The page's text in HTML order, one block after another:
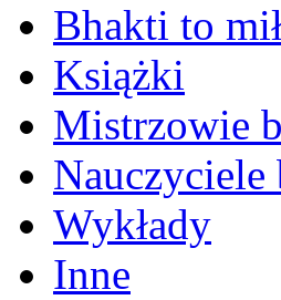
Bhakti to
Książki
Mistrzowie
Wykłady
Inne